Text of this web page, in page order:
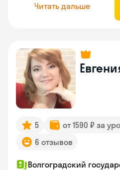
Читать дальше
5 от 1590 ₽ за
6 отзывов
Волгоградский